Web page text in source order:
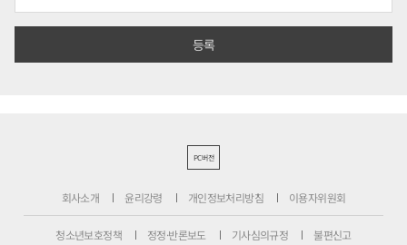
PC버전
회사소개 윤리강령 개인정보처리방침 이용자위원회
청소년보호정책 정정·반론보도 기사심의규정 불편신고